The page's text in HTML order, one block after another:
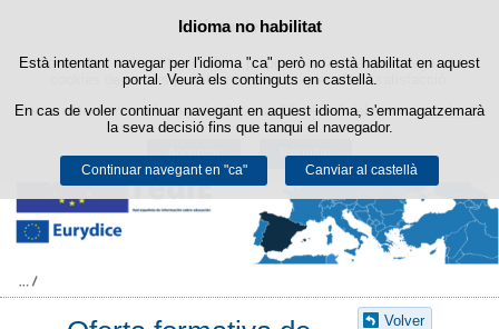
Política de cookies
Aquest lloc web utilitza cookies pròpies per facilitar la navegació i
cookies de tercers per obtenir estadístiques d'ús i satisfacció.
Podeu obtenir més informació a l'apartat "Cookies" del nostreavís legal.
Acceptar Rebutjar
Idioma no habilitat
Està intentant navegar per l'idioma "ca" però no està habilitat en aquest
portal. Veurà els continguts en castellà.
En cas de voler continuar navegant en aquest idioma, s'emmagatzemarà
la seva decisió fins que tanqui el navegador.
Continuar navegant en "ca" Canviar al castellà
Passar al contingut
Volver